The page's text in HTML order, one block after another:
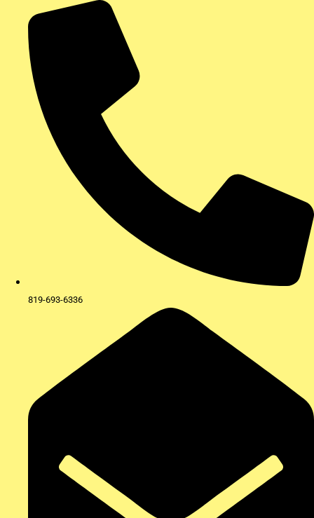
contenu
819-693-6336